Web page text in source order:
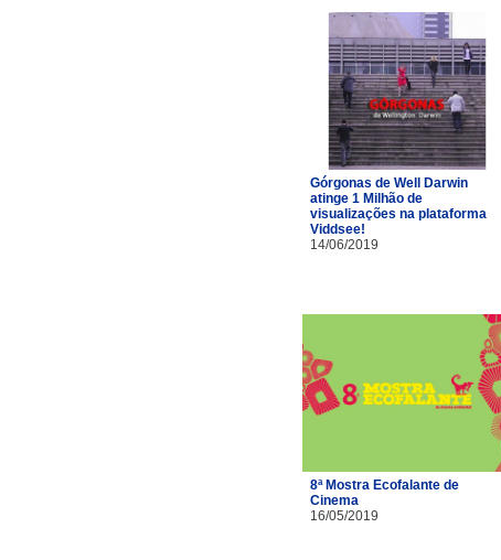
Górgonas de Well Darwin
atinge 1 Milhão de
visualizações na plataforma
Viddsee!
14/06/2019
8ª Mostra Ecofalante de
Cinema
16/05/2019